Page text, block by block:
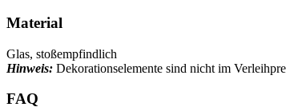
Material
Glas, stoßempfindlich
Hinweis: Dekorationselemente sind nicht im
FAQ